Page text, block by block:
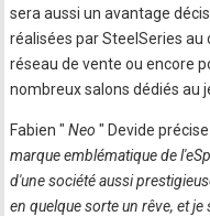
sera aussi un avantage
réalisées par SteelSeries
réseau de vente ou encore
nombreux salons dédiés au
Fabien " Neo" Devide précise
marque emblématique de
d'une société aussi
en quelque sorte un rêve, et